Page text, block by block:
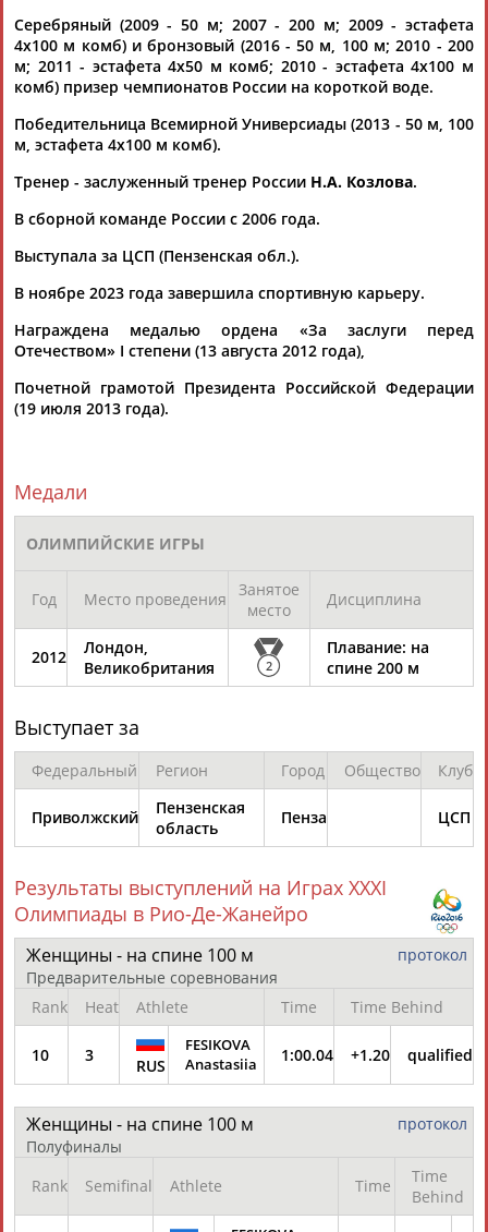
Рамазан
АБДУЛАЕВ
Тагир
АБДУЛАЕВ
Камиль
АБДУЛАЗИЗОВ
Загалав
АБДУЛБЕКОВ
Камалудин
Абдула
Магомед
Назир
24 персон из 13181
ЕЩЁ ПЕРСОНЫ
ТАБЛО АКТИВНОСТИ
ЦЕЛИ ПРОЕКТА
Вопросы сотрудничества и совместной деятельности inform@infosport.ru
© Стадион, 1998-2026
Адресов в новостной рассылке: 997
Подпишись
Серебряный (2009 - 50 м; 2007 - 200 м; 2009 - эстафета
4х100 м комб) и бронзовый (2016 - 50 м, 100 м; 2010 - 200
м; 2011 - эстафета 4х50 м комб; 2010 - эстафета 4х100 м
комб) призер чемпионатов России на короткой воде.
Победительница Всемирной Универсиады (2013 - 50 м, 100
м, эстафета 4х100 м комб).
Тренер - заслуженный тренер России Н.А. Козлова.
В сборной команде России с 2006 года.
Выступала за ЦСП (Пензенская обл.).
В ноябре 2023 года завершила спортивную карьеру.
Награждена медалью ордена «За заслуги перед
Отечеством» I степени (13 августа 2012 года),
Почетной грамотой Президента Российской Федерации
(19 июля 2013 года).
Медали
ОЛИМПИЙСКИЕ ИГРЫ
Год Место проведения
Занятое
место
Дисциплина
2012
Лондон,
Великобритания
2
Плавание: на
спине 200 м
Выступает за
Федеральный Регион Город Общество Клуб
Приволжский
Пензенская
область
Пенза ЦСП
Результаты выступлений на Играх XXXI
Олимпиады в Рио-Де-Жанейро
протокол
Женщины - на спине 100 м
Предварительные соревнования
Rank
Heat Athlete Time Time Behind
10 3
RUS
FESIKOVA
Anastasiia
1:00.04 +1.20 qualified
протокол
Женщины - на спине 100 м
Полуфиналы
Rank
Semifinal Athlete Time
Time
Behind